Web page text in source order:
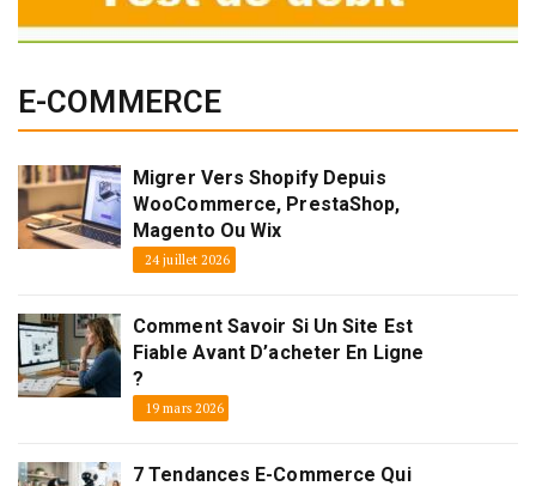
E-COMMERCE
Migrer Vers Shopify Depuis
WooCommerce, PrestaShop,
Magento Ou Wix
24 juillet 2026
Comment Savoir Si Un Site Est
Fiable Avant D’acheter En Ligne
?
19 mars 2026
7 Tendances E-Commerce Qui